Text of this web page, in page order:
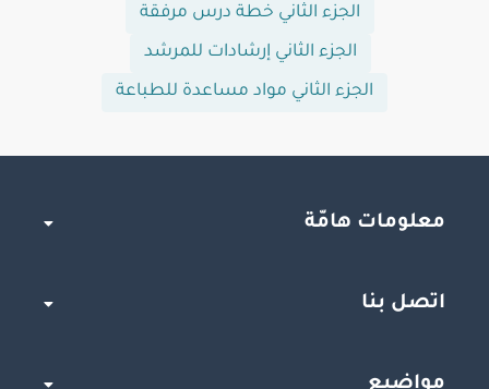
الجزء الثاني خطة درس مرفقة
الجزء الثاني إرشادات للمرشد
الجزء الثاني مواد مساعدة للطباعة
معلومات هامّة
اتصل بنا
مواضيع